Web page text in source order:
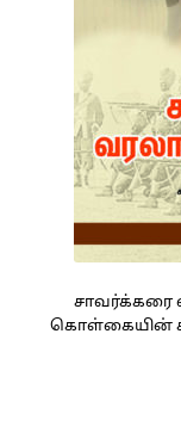
சாவர்க்கரை
கொள்கையின்